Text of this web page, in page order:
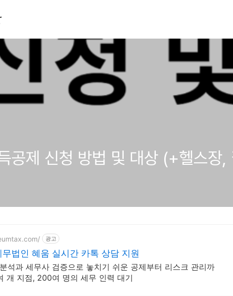
공제 신청 방법 및 대상 (+헬스장,
광고
법인 혜움 실시간 카톡 상담 지원
석과 세무사 검증으로 놓치기 쉬운 공제부터 리스크 관리까
개 지점, 200여 명의 세무 인력 대기